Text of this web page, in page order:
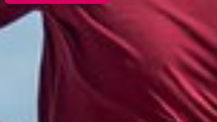
Veranstaltungsprogramm